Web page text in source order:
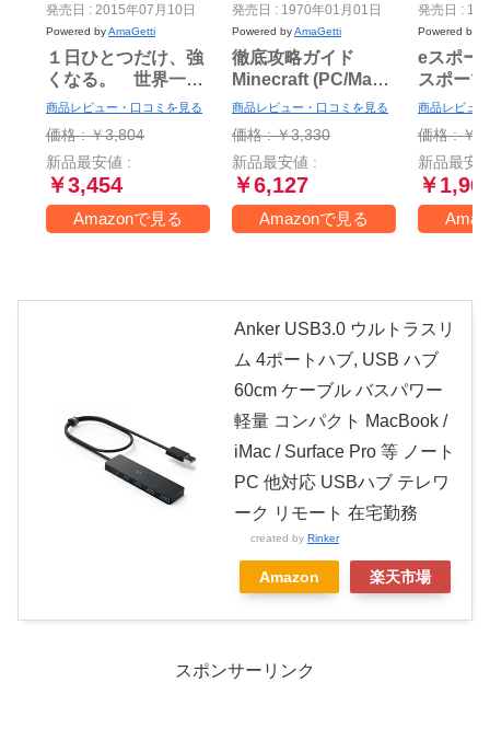
発売日 : 2015年07月10日
Powered byAmaGetti
１日ひとつだけ、強
くなる。 世界一プ
ロ・ゲーマーの勝ち
続ける64の流儀
商品レビュー・口コミを見る
価格 : ￥3,804
新品最安値 :
￥3,454
Amazonで見る
発売日 : 1970年01月01日
Powered byAmaGetti
徹底攻略ガイド
Minecraft (PC/Mac
版)
商品レビュー・口コミを見る
価格 : ￥3,330
新品最安値 :
￥6,127
Amazonで見る
発売日 :
Powered by
eスポー
スポー
の現場
ます!
商品レビュ
価格 : ￥
新品最安
￥
Anker USB3.0 ウルトラスリ
ム 4ポートハブ, USB ハブ
60cm ケーブル バスパワー
軽量 コンパクト MacBook /
iMac / Surface Pro 等 ノート
PC 他対応 USBハブ テレワ
ーク リモート 在宅勤務
created by Rinker
Amazon 楽天市場
スポンサーリンク